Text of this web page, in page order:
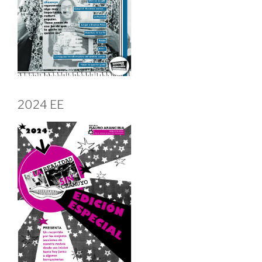
2024 EE